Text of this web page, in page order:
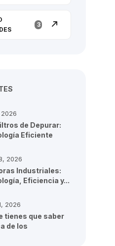
3
de Depurar:
Eficiente
2026
Industriales:
Eficiencia y...
2026
tienes que saber
de los